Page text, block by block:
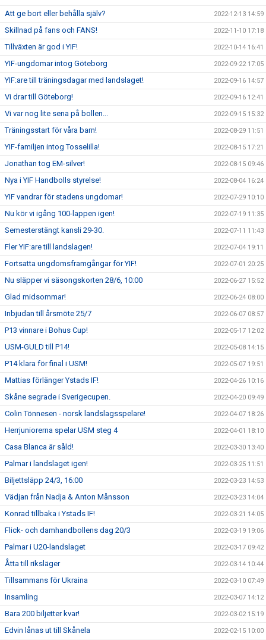
Att ge bort eller behålla själv? 2022-12-13 14:59
Skillnad på fans och FANS! 2022-11-10 17:18
Tillväxten är god i YIF! 2022-10-14 16:41
YIF-ungdomar intog Göteborg 2022-09-22 17:05
YIF:are till träningsdagar med landslaget! 2022-09-16 14:57
Vi drar till Göteborg! 2022-09-16 12:41
Vi var nog lite sena på bollen... 2022-09-15 15:32
Träningsstart för våra barn! 2022-08-29 11:51
YIF-familjen intog Tosselilla! 2022-08-15 17:21
Jonathan tog EM-silver! 2022-08-15 09:46
Nya i YIF Handbolls styrelse! 2022-08-04 16:24
YIF vandrar för stadens ungdomar! 2022-07-29 10:10
Nu kör vi igång 100-lappen igen! 2022-07-19 11:35
Semesterstängt kansli 29-30. 2022-07-11 11:43
Fler YIF:are till landslagen! 2022-07-04 19:11
Fortsatta ungdomsframgångar för YIF! 2022-07-01 20:25
Nu släpper vi säsongskorten 28/6, 10:00 2022-06-27 15:52
Glad midsommar! 2022-06-24 08:00
Inbjudan till årsmöte 25/7 2022-06-07 08:57
P13 vinnare i Bohus Cup! 2022-05-17 12:02
USM-GULD till P14! 2022-05-08 14:15
P14 klara för final i USM! 2022-05-07 19:51
Mattias förlänger Ystads IF! 2022-04-26 10:16
Skåne segrade i Sverigecupen. 2022-04-20 09:49
Colin Tönnesen - norsk landslagsspelare! 2022-04-07 18:26
Herrjuniorerna spelar USM steg 4 2022-04-01 18:10
Casa Blanca är såld! 2022-03-30 13:40
Palmar i landslaget igen! 2022-03-25 11:51
Biljettsläpp 24/3, 16:00 2022-03-23 14:53
Vädjan från Nadja & Anton Månsson 2022-03-23 14:04
Konrad tillbaka i Ystads IF! 2022-03-21 14:05
Flick- och damhandbollens dag 20/3 2022-03-19 19:06
Palmar i U20-landslaget 2022-03-17 09:42
Åtta till riksläger 2022-03-14 10:44
Tillsammans för Ukraina 2022-03-10 07:49
Insamling 2022-03-07 14:12
Bara 200 biljetter kvar! 2022-03-02 15:19
Edvin lånas ut till Skånela 2022-02-15 10:00